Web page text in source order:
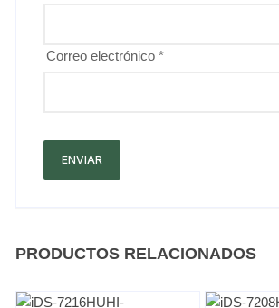
Correo electrónico*
PRODUCTOS RELACIONADOS